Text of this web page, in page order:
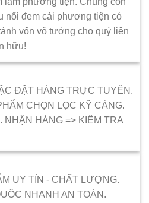
nối đem cái phương tiện có
vốn vô tướng cho quý liên
hữu!
ĐẶT HÀNG TRỰC TUYẾN.
CHỌN LỌC KỸ CÀNG.
NHẬN HÀNG => KIẾM TRA
UY TÍN - CHẤT LƯỢNG.
NHANH AN TOÀN.